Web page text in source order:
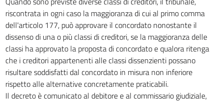
riscontrata in ogni caso la maggioranza di cui al primo comma
dell'articolo 177, può approvare il concordato nonostante il
dissenso di una o più classi di creditori, se la maggioranza delle
classi ha approvato la proposta di concordato e qualora ritenga
che i creditori appartenenti alle classi dissenzienti possano
risultare soddisfatti dal concordato in misura non inferiore
rispetto alle alternative concretamente praticabili.
Il decreto è comunicato al debitore e al commissario giudiziale,